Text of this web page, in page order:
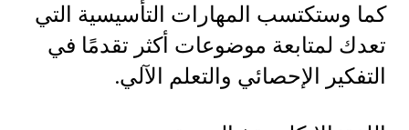
كما وستكتسب المهارات التأسيسية التي
تعدك لمتابعة موضوعات أكثر تقدمًا في
التفكير الإحصائي والتعلم الآلي.